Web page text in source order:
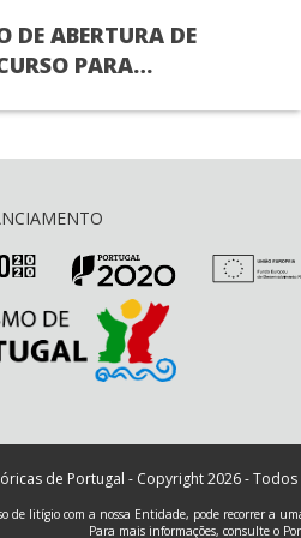
DE ABERTURA DE
PARA
de Portugal - Copyright 2026 -
de litígio com a nossa Entidade, pode recorrer a
Para mais informações, consulte o